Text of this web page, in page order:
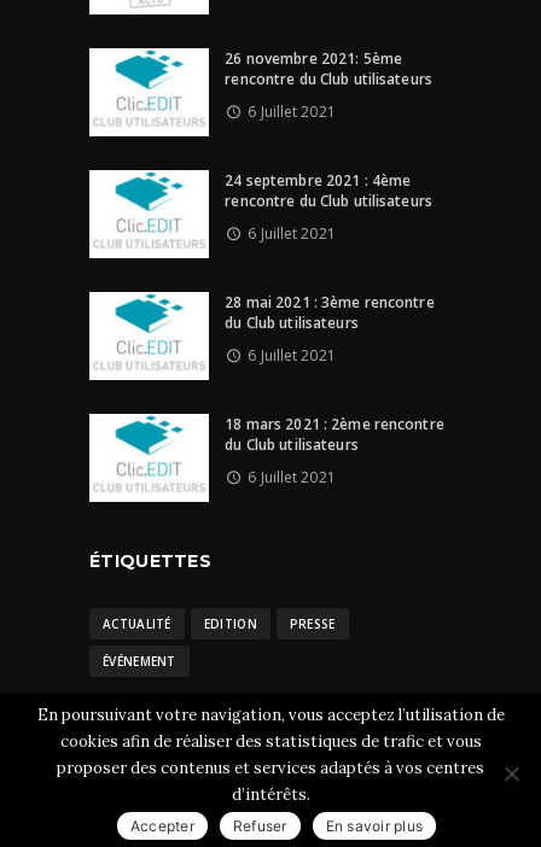
26 novembre 2021: 5ème
rencontre du Club utilisateurs
6 Juillet 2021
24 septembre 2021 : 4ème
rencontre du Club utilisateurs
6 Juillet 2021
28 mai 2021 : 3ème rencontre
du Club utilisateurs
6 Juillet 2021
18 mars 2021 : 2ème rencontre
du Club utilisateurs
6 Juillet 2021
ÉTIQUETTES
ACTUALITÉ EDITION PRESSE
ÉVÉNEMENT
Clic.EDIt © 2026 Tous droits réservés.
légales-CGU et cookies
En poursuivant votre navigation, vous acceptez l’utilisation de
cookies afin de réaliser des statistiques de trafic et vous
proposer des contenus et services adaptés à vos centres
d’intérêts.
Accepter Refuser En savoir plus